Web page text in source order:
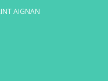
AIGNAN